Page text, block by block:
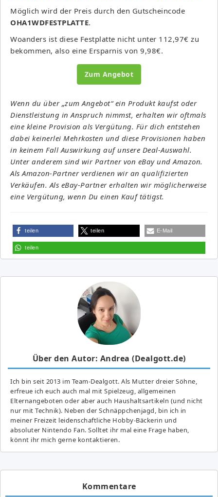
Möglich wird der Preis durch den Gutscheincode
OHA1WDFESTPLATTE.
Woanders ist diese Festplatte nicht unter 112,97€ zu
bekommen, also eine Ersparnis von 9,98€.
Zum Angebot
Wenn du über „zum Angebot“ ein Produkt kaufst oder
Dienstleistung in Anspruch nimmst, erhalten wir oftmals
eine kleine Provision als Vergütung. Für dich entstehen
dabei keinerlei Mehrkosten und diese Provisionen haben
in keinem Fall Auswirkung auf unsere Deal-Auswahl.
Unter anderem sind wir Partner von eBay und Amazon.
Als Amazon-Partner verdienen wir an qualifizierten
Verkäufen. Als eBay-Partner erhalten wir möglicherweise
eine Vergütung, wenn Du einen Kauf tätigst.
teilen teilen E-Mail
teilen
Über den Autor: Andrea (Dealgott.de)
Ich bin seit 2013 im Team-Dealgott. Als Mutter dreier Söhne,
erfreue ich euch auch mal mit Spielzeug, allgemeinen
Elternangeboten oder aber auch Haushaltsartikeln (und nicht
nur mit Technik). Neben der Schnäppchenjagd, bin ich in
meiner Freizeit leidenschaftliche Hobby-Bäckerin und
absoluter Nintendo Fan. Solltet ihr mal eine Frage haben,
könnt ihr mich gerne kontaktieren.
Kommentare